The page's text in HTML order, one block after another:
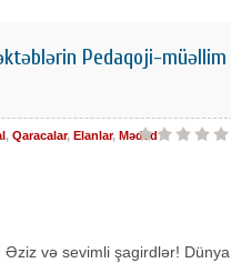
Pedaqoji-müəllim
, Qaracalar, Elanlar, Mədəd
və sevimli şagirdlər! Dünya